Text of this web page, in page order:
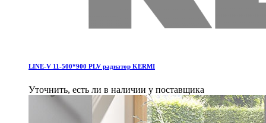
LINE-V 11-500*900 PLV pадиатор KERMI
Уточнить, есть ли в наличии у поставщика